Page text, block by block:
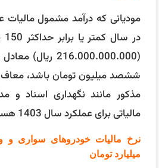
(216.000.000.000
ششصد میلیون تومان باشد، معاف
مذکور مانند نگهداری اسناد و
مالیاتی برای عملکرد سال 1403 هستند.
میلیارد تومان